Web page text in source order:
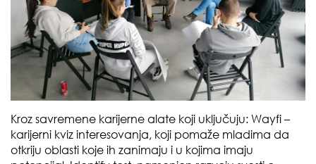
Kroz savremene karijerne alate koji uključuju: Wayfi –
karijerni kviz interesovanja, koji pomaže mladima da
otkriju oblasti koje ih zanimaju i u kojima imaju